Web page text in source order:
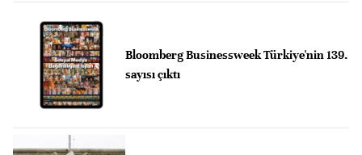
Bloomberg Businessweek Türkiye'nin 139.
sayısı çıktı